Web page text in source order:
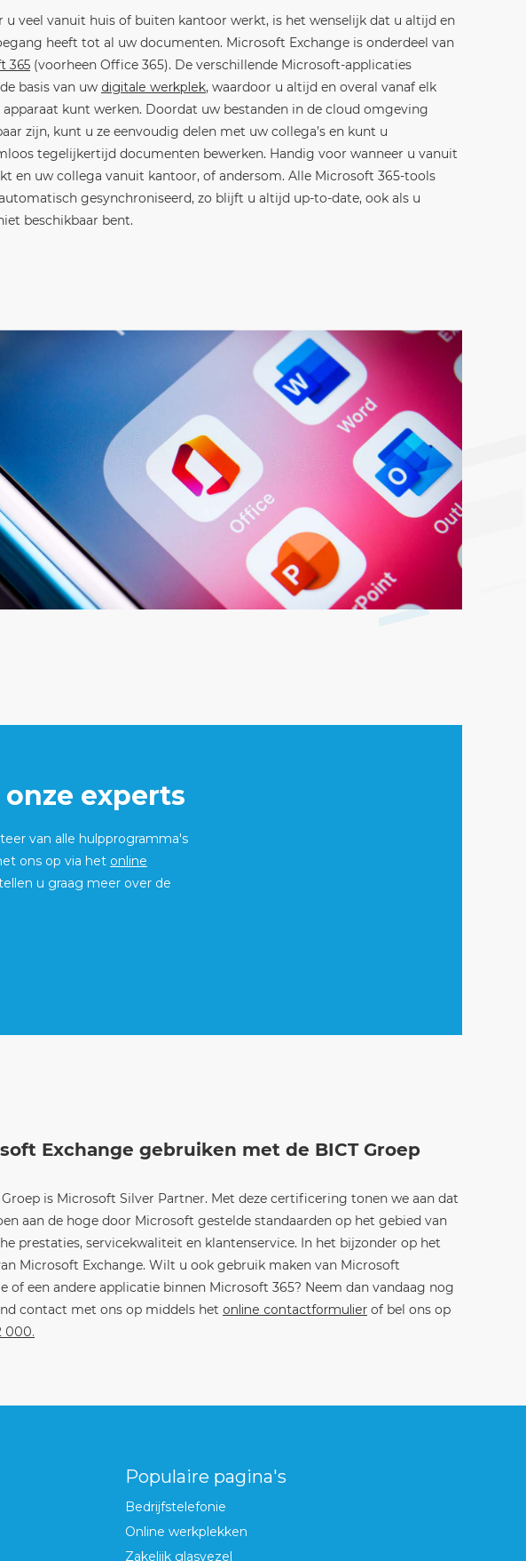
u veel vanuit huis of buiten kantoor werkt, is het wenselijk dat u altijd en
heeft tot al uw documenten. Microsoft Exchange is onderdeel van
365 (voorheen Office 365). De verschillende Microsoft-applicaties
basis van uw digitale werkplek, waardoor u altijd en overal vanaf elk
kunt werken. Doordat uw bestanden in de cloud omgeving
zijn, kunt u ze eenvoudig delen met uw collega’s en kunt u
tegelijkertijd documenten bewerken. Handig voor wanneer u vanuit
en uw collega vanuit kantoor, of andersom. Alle Microsoft 365-tools
gesynchroniseerd, zo blijft u altijd up-to-date, ook als u
beschikbaar bent.
experts
van alle hulpprogramma's
ons op via het online
u graag meer over de
Exchange gebruiken met de BICT Groep
Groep is Microsoft Silver Partner. Met deze certificering tonen we aan dat
aan de hoge door Microsoft gestelde standaarden op het gebied van
prestaties, servicekwaliteit en klantenservice. In het bijzonder op het
Microsoft Exchange. Wilt u ook gebruik maken van Microsoft
of een andere applicatie binnen Microsoft 365? Neem dan vandaag nog
contact met ons op middels het online contactformulier of bel ons op
000.
Populaire pagina's
Bedrijfstelefonie
Online werkplekken
Zakelijk glasvezel